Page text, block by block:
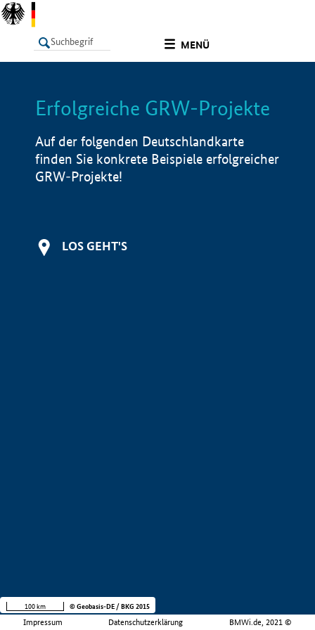
MENÜ
LISTE Info
Erfolgreiche GRW-Projekte
Auf der folgenden Deutschlandkarte
finden Sie konkrete Beispiele erfolgreicher
GRW-Projekte!
LOS GEHT'S
Impressum Datenschutzerklärung BMWi.de, 2021 ©
100 km © Geobasis-DE / BKG 2015